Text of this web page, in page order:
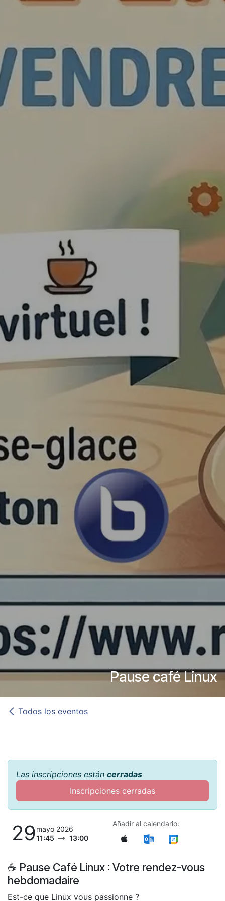
Pause café Linux
Todos los eventos
Las inscripciones están cerradas
Inscripciones cerradas
29mayo 2026
11:45
13:00
Añadir al calendario:
☕ Pause Café Linux : Votre rendez-vous
hebdomadaire
Est-ce que Linux vous passionne ?